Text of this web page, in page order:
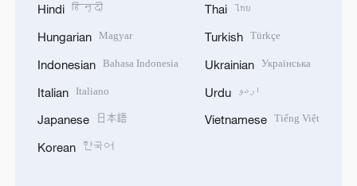
Hindi हिन्दी
Hungarian Magyar
Indonesian Bahasa Indonesia
Italian Italiano
Japanese 日本語
Korean 한국어
Thai ไทย
Turkish Türkçe
Ukrainian Українська
Urdu اردو
Vietnamese Tiếng Việt